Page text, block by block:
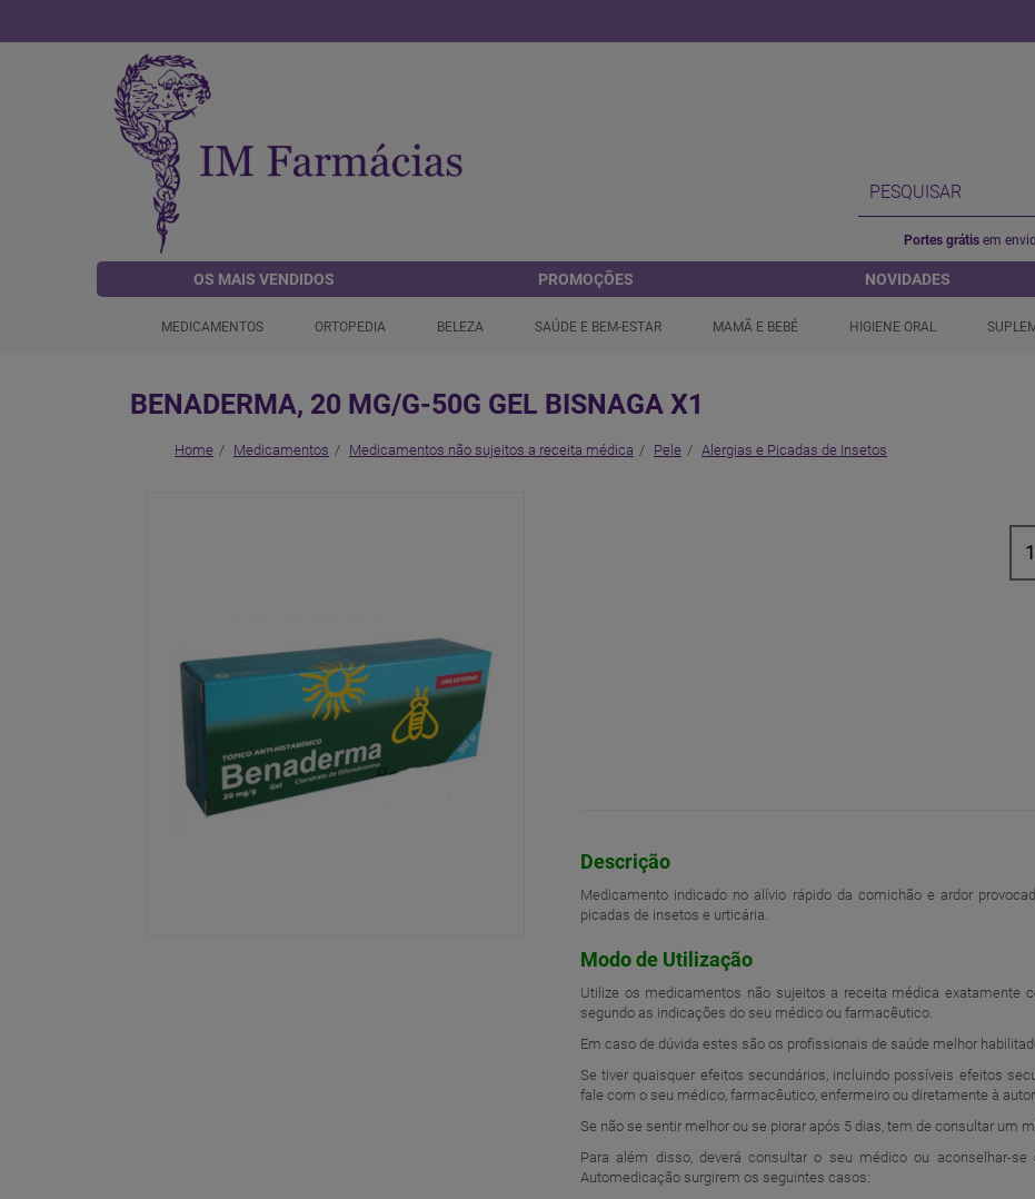
Portes grátis em
OS MAIS VENDIDOS PROMOÇÕES NOVIDADES
MEDICAMENTOS ORTOPEDIA BELEZA SAÚDE E BEM-ESTAR MAMÃ E BEBÉ HIGIENE ORAL
BENADERMA, 20 MG/G-50G GEL BISNAGA X1
Home Medicamentos Medicamentos não sujeitos a receita médica Pele Alergias e Picadas de Insetos
Descrição
Medicamento indicado no alívio rápido da comichão e ardor
picadas de insetos e urticária.
Modo de Utilização
Utilize os medicamentos não sujeitos a receita médica exatamente
segundo as indicações do seu médico ou farmacêutico.
Em caso de dúvida estes são os profissionais de saúde melhor
Se tiver quaisquer efeitos secundários, incluindo possíveis efeitos
fale com o seu médico, farmacêutico, enfermeiro ou diretamente à
Se não se sentir melhor ou se piorar após 5 dias, tem de consultar um
Para além disso, deverá consultar o seu médico ou aconselhar-
Automedicação surgirem os seguintes casos: